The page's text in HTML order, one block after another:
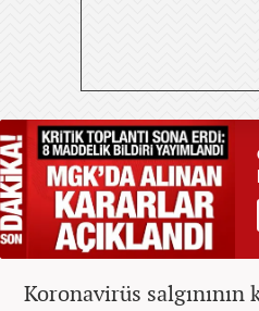
Koronavirüs salgınının